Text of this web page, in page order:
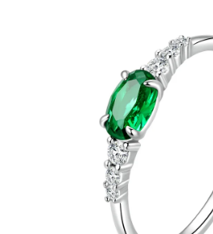
Vrátenie, výmena,
Obchodné podmienky
Ochrana